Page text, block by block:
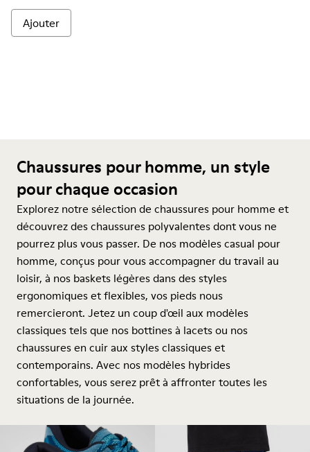
Ajouter
Chaussures pour homme, un style
pour chaque occasion
Explorez notre sélection de chaussures pour homme et
découvrez des chaussures polyvalentes dont vous ne
pourrez plus vous passer. De nos modèles casual pour
homme, conçus pour vous accompagner du travail au
loisir, à nos baskets légères dans des styles
ergonomiques et flexibles, vos pieds nous
remercieront. Jetez un coup d'œil aux modèles
classiques tels que nos bottines à lacets ou nos
chaussures en cuir aux styles classiques et
contemporains. Avec nos modèles hybrides
confortables, vous serez prêt à affronter toutes les
situations de la journée.